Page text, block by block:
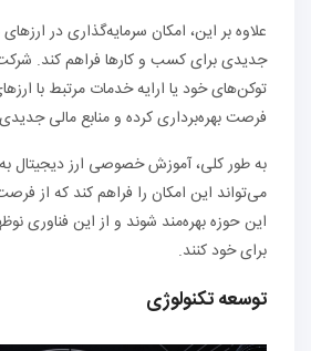
علاوه بر این، امکان سرمایه‌گذاری در
جدیدی برای کسب و کارها فراهم کند.
توکن‌های خود یا ارایه خدمات مرتبط با
فرصت بهره‌برداری کرده و منابع مالی
به طور کلی، آموزش خصوصی ارز دیجیتال
می‌تواند این امکان را فراهم کند که از
این حوزه بهره‌مند شوند و از این فناوری
برای خود کنند.
توسعه تکنولوژی